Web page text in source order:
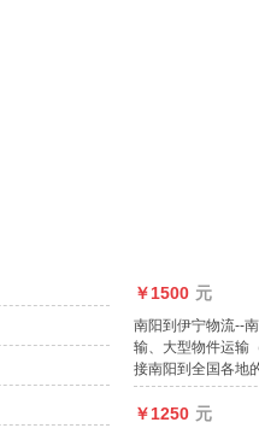
￥1500 元
南阳到伊宁物流--
输、大型物件运输
接南阳到全国各地
￥1250 元